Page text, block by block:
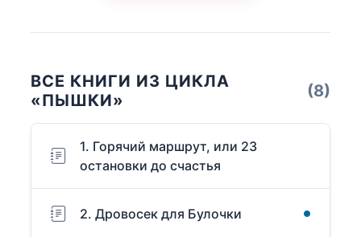
ВСЕ КНИГИ ИЗ ЦИКЛА
«ПЫШКИ»
(8)
1. Горячий маршрут, или 23
остановки до счастья
2. Дровосек для Булочки